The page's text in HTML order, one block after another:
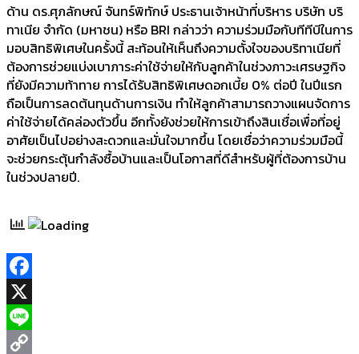
ด้าน ดร.ศุภลักษณ์ จันทร์พิทักษ์ ประธานเจ้าหน้าที่บริหาร บริษัท บริ
ทาเนีย จำกัด (มหาชน) หรือ BRI กล่าวว่า ความร่วมมือกับทีทีบีในการ
มอบสิทธิพิเศษในครั้งนี้ สะท้อนให้เห็นถึงความตั้งใจของบริทาเนียที่
ต้องการช่วยแบ่งเบาภาระค่าใช้จ่ายให้กับลูกค้าในช่วงภาวะเศรษฐกิจ
ที่ยังมีความท้าทาย การได้รับสิทธิพิเศษดอกเบี้ย 0% ต่อปี ในปีแรก
ถือเป็นการลดต้นทุนด้านการเงิน ทำให้ลูกค้าสามารถวางแผนจัดการ
ค่าใช้จ่ายได้คล่องตัวขึ้น อีกทั้งยังช่วยให้การเข้าถึงสินเชื่อเพื่อที่อยู่
อาศัยเป็นไปอย่างสะดวกและมั่นใจมากขึ้น โดยเชื่อว่าความร่วมมือนี้
จะช่วยกระตุ้นกำลังซื้อบ้านและเป็นโอกาสที่ดีสำหรับผู้ที่ต้องการบ้าน
ในช่วงปลายปี.
Facebook
X
Line